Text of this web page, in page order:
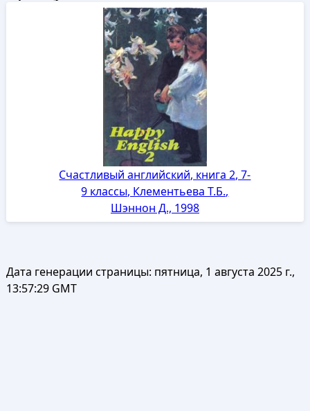
Счастливый английский, книга 2, 7-
9 классы, Клементьева Т.Б.,
Шэннон Д., 1998
Дата генерации страницы: пятница, 1 августа 2025 г.,
13:57:29 GMT